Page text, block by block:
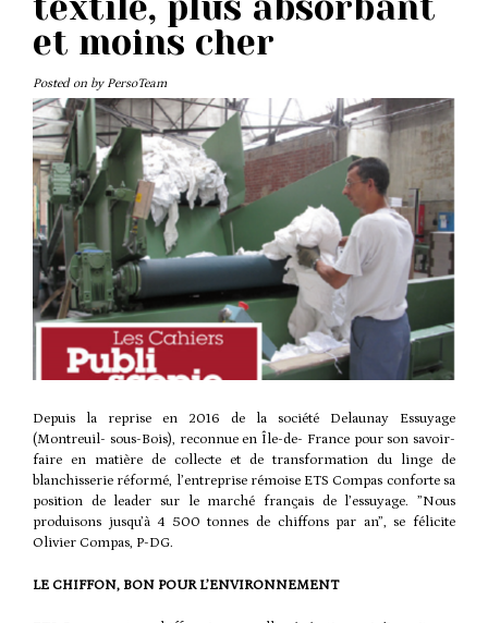
textile, plus absorbant
et moins cher
Posted on by PersoTeam
Depuis la reprise en 2016 de la société Delaunay Essuyage
(Montreuil- sous-Bois), reconnue en Île-de- France pour son savoir-
faire en matière de collecte et de transformation du linge de
blanchisserie réformé, l’entreprise rémoise ETS Compas conforte sa
position de leader sur le marché français de l’essuyage. ”Nous
produisons jusqu’à 4 500 tonnes de chiffons par an”, se félicite
Olivier Compas, P-DG.
LE CHIFFON, BON POUR L’ENVIRONNEMENT